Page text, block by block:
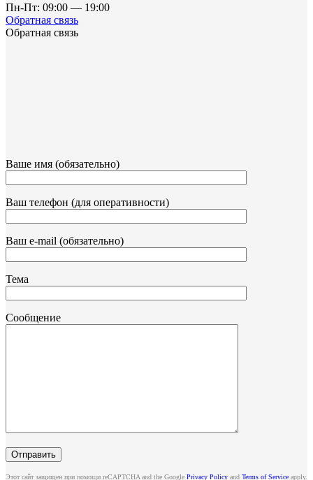
Пн-Пт: 09:00 — 19:00
Обратная связь
Обратная связь
Ваше имя (обязательно)
Ваш телефон (для оперативности)
Ваш e-mail (обязательно)
Тема
Сообщение
Этот сайт защищен при помощи reCAPTCHA and the Google Privacy Policy and Terms of Service apply.